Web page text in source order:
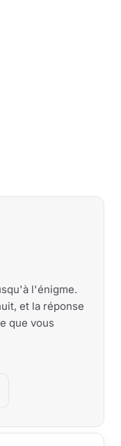
l'énigme.
et la réponse
que vous